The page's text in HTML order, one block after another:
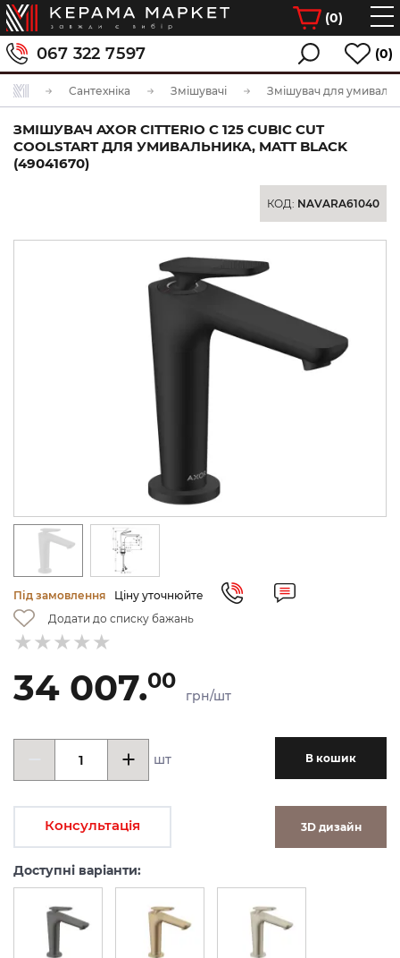
(0)
067 322 7597 (0)
Сантехніка Змішувачі Змішувач для
ЗМІШУВАЧ AXOR CITTERIO C 125 CUBIC CUT
COOLSTART ДЛЯ УМИВАЛЬНИКА, MATT BLACK
(49041670)
КОД: NAVARA61040
Під замовлення
Ціну уточнюйте
Додати до списку бажань
34 007.00
грн/шт
шт В кошик
Консультація 3D дизайн
Доступні варіанти: